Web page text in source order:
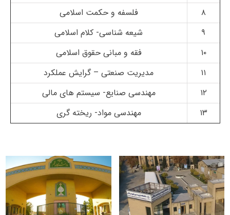
۸
فلسفه و حکمت اسلامی
۹
شیعه شناسی- کلام اسلامی
۱۰
فقه و مبانی حقوق اسلامی
۱۱
مدیریت صنعتی –گرایش عملکرد
۱۲
مهندسی صنایع- سیستم های مالی
۱۳
مهندسی مواد- ریخته گری